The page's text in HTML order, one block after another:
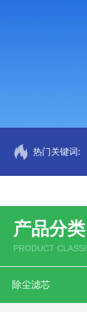
热门关键词:
产品分类
PRODUCT
除尘滤芯